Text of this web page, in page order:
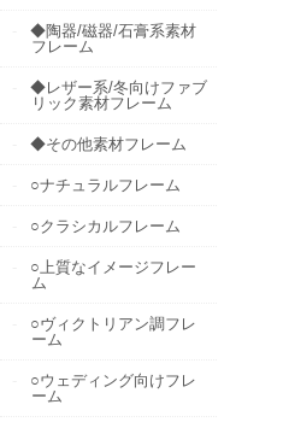
◆陶器/磁器/石膏系素材
フレーム
◆レザー系/冬向けファブ
リック素材フレーム
◆その他素材フレーム
○ナチュラルフレーム
○クラシカルフレーム
○上質なイメージフレー
ム
○ヴィクトリアン調フレ
ーム
○ウェディング向けフレ
ーム